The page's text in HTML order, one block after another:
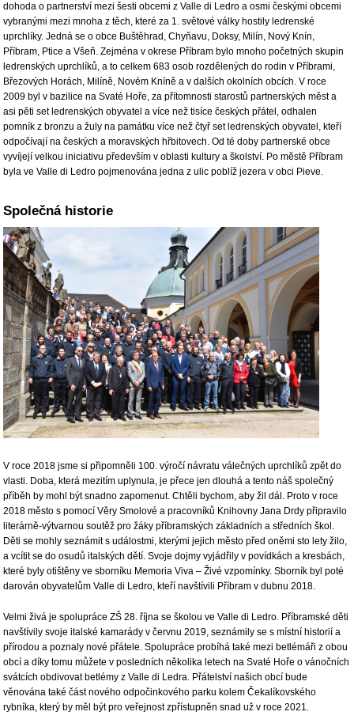
dohoda o partnerství mezi šesti obcemi z Valle di Ledro a osmi českými obcemi
vybranými mezi mnoha z těch, které za 1. světové války hostily ledrenské
uprchlíky. Jedná se o obce Buštěhrad, Chyňavu, Doksy, Milín, Nový Knín,
Příbram, Ptice a Všeň. Zejména v okrese Příbram bylo mnoho početných skupin
ledrenských uprchlíků, a to celkem 683 osob rozdělených do rodin v Příbrami,
Březových Horách, Milíně, Novém Kníně a v dalších okolních obcích. V roce
2009 byl v bazilice na Svaté Hoře, za přítomnosti starostů partnerských měst a
asi pěti set ledrenských obyvatel a více než tisíce českých přátel, odhalen
pomník z bronzu a žuly na památku více než čtyř set ledrenských obyvatel, kteří
odpočívají na českých a moravských hřbitovech. Od té doby partnerské obce
vyvíjejí velkou iniciativu především v oblasti kultury a školství. Po městě Příbram
byla ve Valle di Ledro pojmenována jedna z ulic poblíž jezera v obci Pieve.
Společná historie
V roce 2018 jsme si připomněli 100. výročí návratu válečných uprchlíků zpět do
vlasti. Doba, která mezitím uplynula, je přece jen dlouhá a tento náš společný
příběh by mohl být snadno zapomenut. Chtěli bychom, aby žil dál. Proto v roce
2018 město s pomocí Věry Smolové a pracovníků Knihovny Jana Drdy připravilo
literárně-výtvarnou soutěž pro žáky příbramských základních a středních škol.
Děti se mohly seznámit s událostmi, kterými jejich město před oněmi sto lety žilo,
a vcítit se do osudů italských dětí. Svoje dojmy vyjádřily v povídkách a kresbách,
které byly otištěny ve sborníku Memoria Viva – Živé vzpomínky. Sborník byl poté
darován obyvatelům Valle di Ledro, kteří navštívili Příbram v dubnu 2018.
Velmi živá je spolupráce ZŠ 28. října se školou ve Valle di Ledro. Příbramské děti
navštívily svoje italské kamarády v červnu 2019, seznámily se s místní historií a
přírodou a poznaly nové přátele. Spolupráce probíhá také mezi betlémáři z obou
obcí a díky tomu můžete v posledních několika letech na Svaté Hoře o vánočních
svátcích obdivovat betlémy z Valle di Ledra. Přátelství našich obcí bude
věnována také část nového odpočinkového parku kolem Čekalíkovského
rybníka, který by měl být pro veřejnost zpřístupněn snad už v roce 2021.